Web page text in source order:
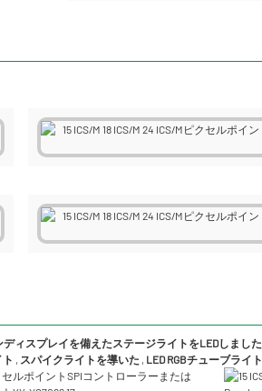
ディスプレイを備えたステージライトをLEDしました
スパイクライトを導いた LED RGBチューブライト